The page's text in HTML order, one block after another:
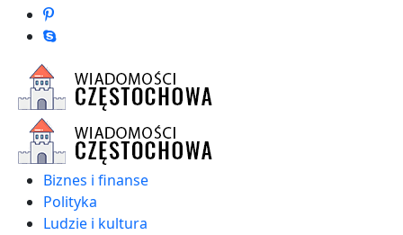
Biznes i finanse
Polityka
Ludzie i kultura